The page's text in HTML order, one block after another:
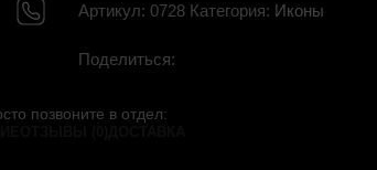
позвоните в отдел:
Артикул: 0728 Категория: Иконы
Поделиться: